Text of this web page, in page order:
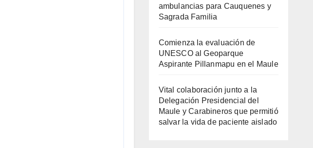
ambulancias para Cauquenes y
Sagrada Familia
Comienza la evaluación de
UNESCO al Geoparque
Aspirante Pillanmapu en el Maule
Vital colaboración junto a la
Delegación Presidencial del
Maule y Carabineros que permitió
salvar la vida de paciente aislado